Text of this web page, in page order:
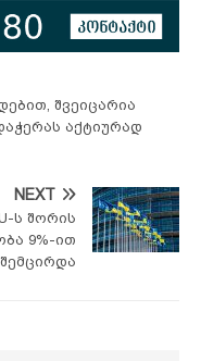
შვეიცარია
აქტიურად
NEXT
ს შორის
9%-ით
შემცირდა